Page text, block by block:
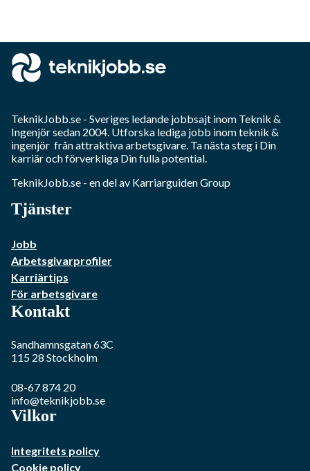
TeknikJobb.se - Sveriges ledande jobbsajt inom Teknik &
Ingenjörsedan 2004. Utforska lediga jobb inomteknik &
ingenjör från attraktiva arbetsgivare. Ta nästa steg i Din
karriär och förverkliga Din fulla potential.
TeknikJobb.se - en del av Karriarguiden Group
Tjänster
Jobb
Arbetsgivarprofiler
Karriärtips
För arbetsgivare
Kontakt
Sandhamnsgatan 63C
115 28 Stockholm
08-67 874 20
info@teknikjobb.se
Vilkor
Integritets policy
Cookie policy